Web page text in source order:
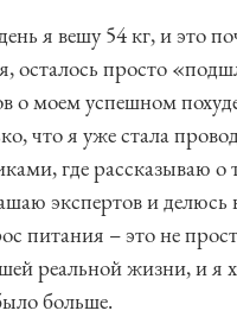
я вешу 54 кг, и это
осталось просто
о моем успешном
что я уже стала
где рассказываю о
экспертов и делюсь
питания – это не
реальной жизни, и я
больше.